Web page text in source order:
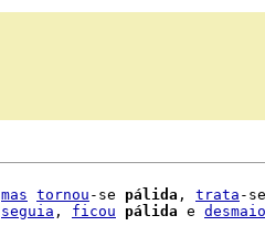
mas tornou -se pálida , trata -
seguia , ficou pálida e